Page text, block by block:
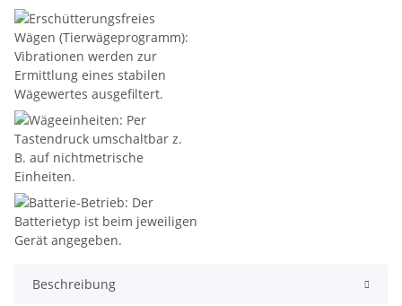
Beschreibung